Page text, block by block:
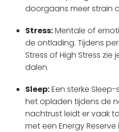
doorgaans meer strain
Stress:Mentale of
de ontlading. Tijdens
Stress of High Stress zie
dalen.
Sleep:Een sterke
het opladen tijdens de
nachtrust leidt er vaak
met een Energy Reserve